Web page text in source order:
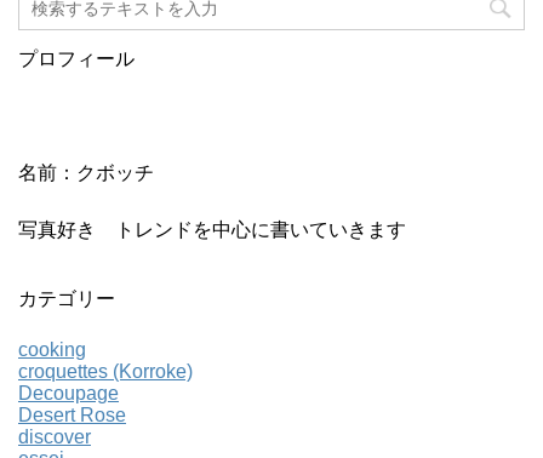
プロフィール
名前：クボッチ
写真好き トレンドを中心に書いていきます
カテゴリー
cooking
croquettes (Korroke)
Decoupage
Desert Rose
discover